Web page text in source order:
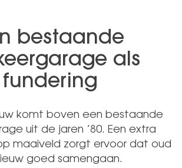
bestaande
als
fundering
komt boven een bestaande
uit de jaren ’80. Een extra
maaiveld zorgt ervoor dat oud
goed samengaan.